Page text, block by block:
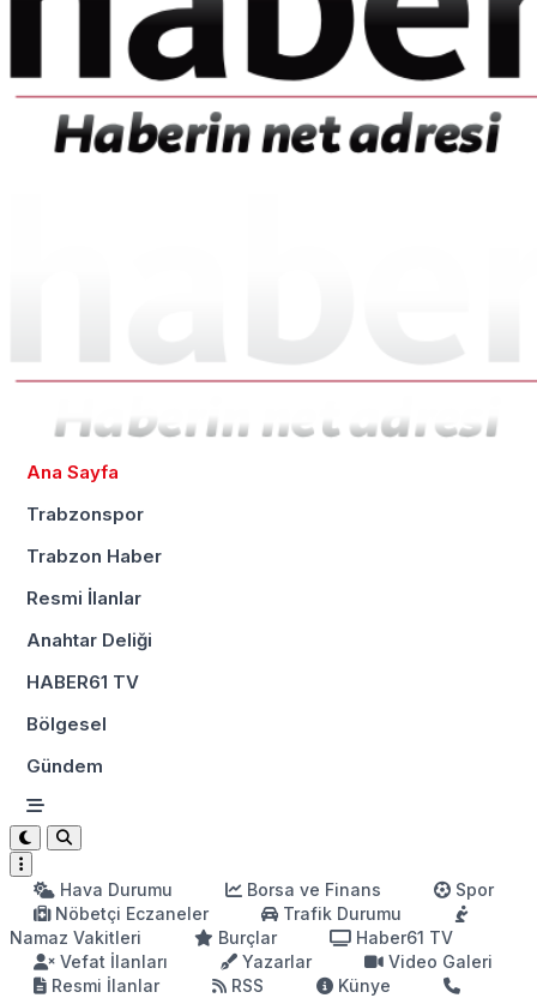
Ana Sayfa
Trabzonspor
Trabzon Haber
Resmi İlanlar
Anahtar Deliği
HABER61 TV
Bölgesel
Gündem
Hava Durumu Borsa ve Finans
Spor
Nöbetçi Eczaneler
Trafik Durumu
Namaz Vakitleri
Burçlar
Haber61 TV
Vefat İlanları
Yazarlar
Video Galeri
Resmi İlanlar
RSS
Künye